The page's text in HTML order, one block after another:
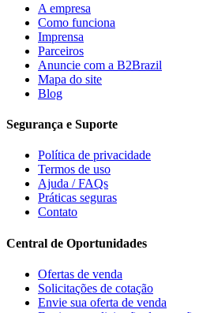
A empresa
Como funciona
Imprensa
Parceiros
Anuncie com a B2Brazil
Mapa do site
Blog
Segurança e Suporte
Política de privacidade
Termos de uso
Ajuda / FAQs
Práticas seguras
Contato
Central de Oportunidades
Ofertas de venda
Solicitações de cotação
Envie sua oferta de venda